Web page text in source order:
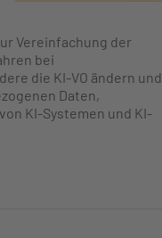
Vereinfachung der
bei
die KI-VO ändern und
Daten,
KI-Systemen und KI-